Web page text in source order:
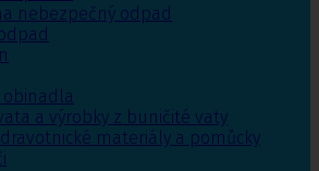
nebezpečný odpad
obinadla
a výrobky z buničité vaty
materiály a pomůcky